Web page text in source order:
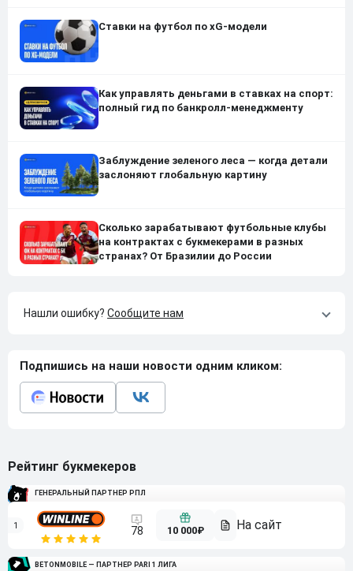
Ставки на футбол по xG-модели
Как управлять деньгами в ставках на спорт:
полный гид по банкролл-менеджменту
Заблуждение зеленого леса — когда детали
заслоняют глобальную картину
Сколько зарабатывают футбольные клубы
на контрактах с букмекерами в разных
странах? От Бразилии до России
Нашли ошибку? Сообщите нам
Подпишись на наши новости одним кликом:
Рейтинг букмекеров
ГЕНЕРАЛЬНЫЙ ПАРТНЕР РПЛ
1 78 10 000₽
BETONMOBILE — ПАРТНЕР PARI 1 ЛИГА